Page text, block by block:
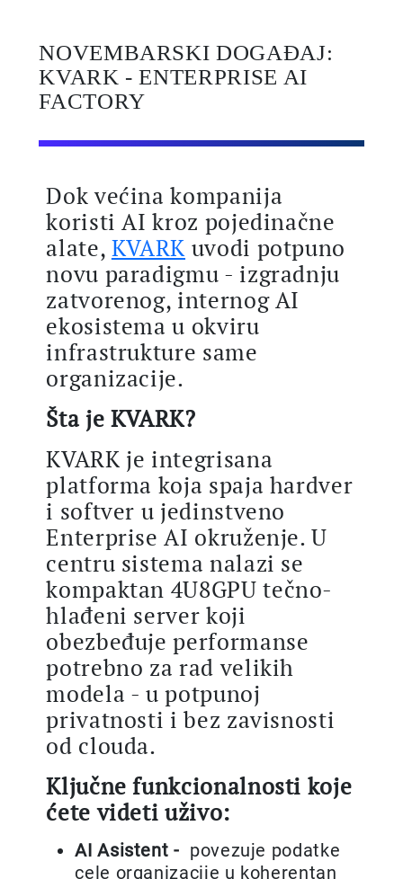
NOVEMBARSKI DOGAĐAJ:
KVARK - ENTERPRISE AI
FACTORY
Dok većina kompanija
koristi AI kroz pojedinačne
alate, KVARK uvodi potpuno
novu paradigmu - izgradnju
zatvorenog, internog AI
ekosistema u okviru
infrastrukture same
organizacije.
Šta je KVARK?
KVARK je integrisana
platforma koja spaja hardver
i softver u jedinstveno
Enterprise AI okruženje. U
centru sistema nalazi se
kompaktan 4U8GPU tečno-
hlađeni server koji
obezbeđuje performanse
potrebno za rad velikih
modela - u potpunoj
privatnosti i bez zavisnosti
od clouda.
Ključne funkcionalnosti koje
ćete videti uživo:
AI Asistent - povezuje podatke
cele organizacije u koherentan